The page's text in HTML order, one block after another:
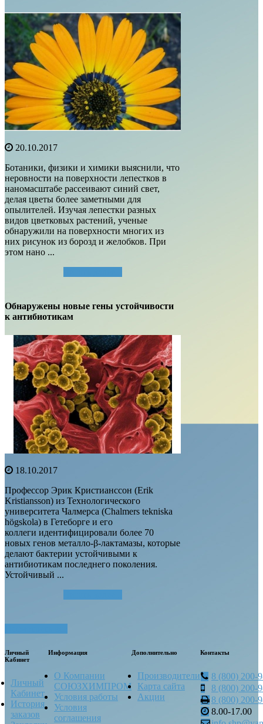
20.10.2017
Ботаники, физики и химики выяснили, что
неровности на поверхности лепестков в
наномасштабе рассеивают синий свет,
делая цветы более заметными для
опылителей. Изучая лепестки разных
видов цветковых растений, ученые
обнаружили на поверхности многих из
них рисунок из борозд и желобков. При
этом нано ...
Обнаружены новые гены устойчивости
к антибиотикам
18.10.2017
Профессор Эрик Кристианссон (Erik
Kristiansson) из Технологического
университета Чалмерса (Chalmers tekniska
högskola) в Гетеборге и его
коллеги идентифицировали более 70
новых генов металло-β-лактамазы, которые
делают бактерии устойчивыми к
антибиотикам последнего поколения.
Устойчивый ...
Личный
Кабинет
Личный
Кабинет
История
заказов
Информация
О Компании
СОЮЗХИМПРОМ
Условия работы
Условия
соглашения
Дополнительно
Производители
Карта сайта
Акции
Контакты
8 (800) 200-
8 (800) 200-
8 (800) 200-
8.00-17.00